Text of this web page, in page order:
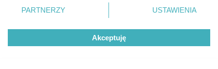
Daleko do pięciu porcji dziennie.
naprawdę jedzą warzywa i owoce
zmienić/wycofać klikając przycisk ustawień prywatności
znajdujący się w lewym dolnym rogu strony
rodzaje przetwarzania danych nie wymagają zgody
użytkownika, ale masz prawo sprzeciwić się takiemu
przetwarzaniu. Preferencje będą miały zastosowanie tylko
PARTNERZY USTAWIENIA
Akceptuję